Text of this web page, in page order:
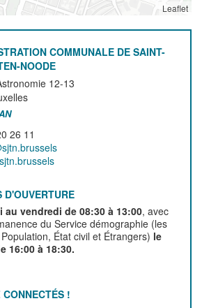
Leaflet
COMMUNALE DE SAINT-
NOODE
12-13
26 11
D'OUVERTURE
au vendredi de 08:30 à 13:00, avec
du Service démographie (les
État civil et Étrangers) le
16:00 à 18:30.
CONNECTÉS !